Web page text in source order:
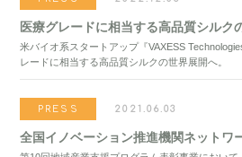
医療グレードに相当する高品質シルク
米バイオ系スタートアップ『VAXESS
レードに相当する高品質シルクの世界展開へ。
PRESS 2021.06.03
全国イノベーション推進機関ネットワ